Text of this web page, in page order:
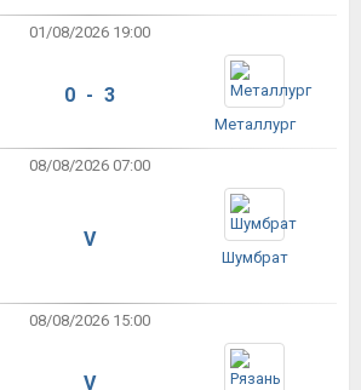
01/08/2026 19:00
0 - 3
Металлург
08/08/2026 07:00
V
Шумбрат
08/08/2026 15:00
V